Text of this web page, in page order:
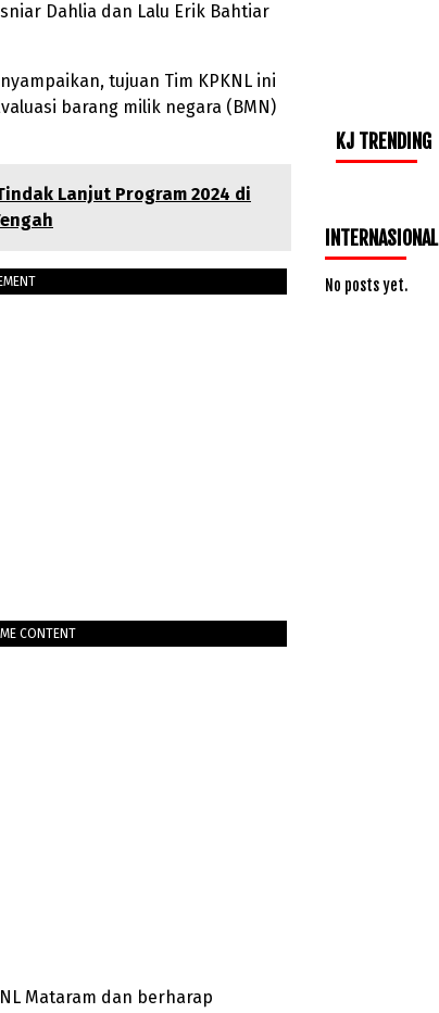
Dahlia dan Lalu Erik Bahtiar
tujuan Tim KPKNL ini
barang milik negara (BMN)
Lanjut Program 2024 di
CONTENT
Mataram dan berharap
KJ TRENDING
INTERNASIONAL
No posts yet.